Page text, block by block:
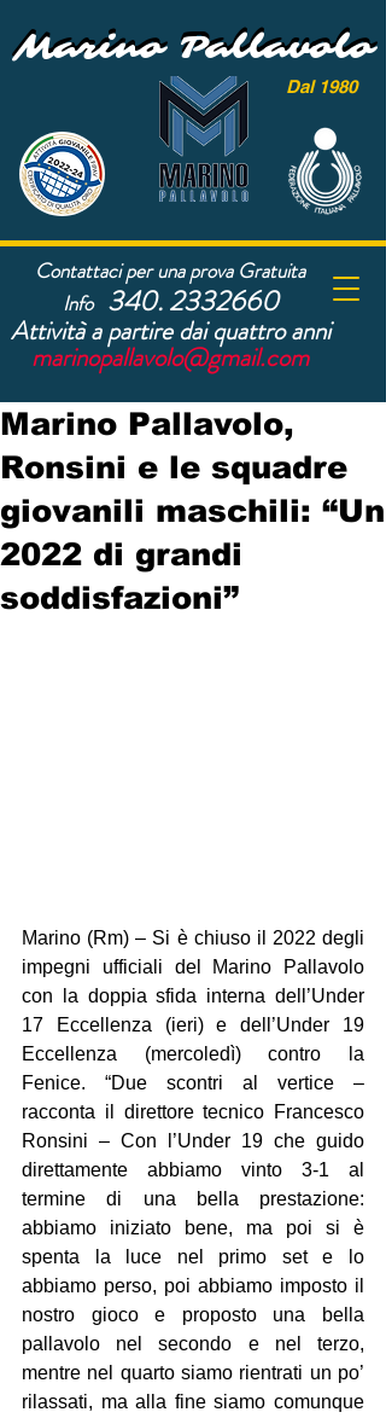
Marino Pallavolo
Marino Pallavolo
Dal 1980
Contattaci per una prova Gratuita
Info 340. 2332660
Attività a partire dai quattro anni
marinopallavolo@gmail.com
Marino Pallavolo,
Ronsini e le squadre
giovanili maschili: “Un
2022 di grandi
soddisfazioni”
Marino (Rm) – Si è chiuso il 2022 degli
impegni ufficiali del Marino Pallavolo
con la doppia sfida interna dell’Under
17 Eccellenza (ieri) e dell’Under 19
Eccellenza (mercoledì) contro la
Fenice. “Due scontri al vertice –
racconta il direttore tecnico Francesco
Ronsini – Con l’Under 19 che guido
direttamente abbiamo vinto 3-1 al
termine di una bella prestazione:
abbiamo iniziato bene, ma poi si è
spenta la luce nel primo set e lo
abbiamo perso, poi abbiamo imposto il
nostro gioco e proposto una bella
pallavolo nel secondo e nel terzo,
mentre nel quarto siamo rientrati un po’
rilassati, ma alla fine siamo comunque